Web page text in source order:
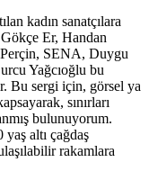
kadın sanatçılara
Er, Handan
SENA, Duygu
Yağcıoğlu bu
Bu sergi için, görsel ya
sınırları
bulunuyorum.
altı çağdaş
rakamlara